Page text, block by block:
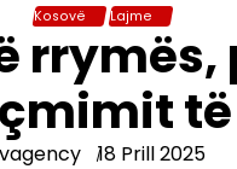
Kosovë Lajme
18 Prill 2025